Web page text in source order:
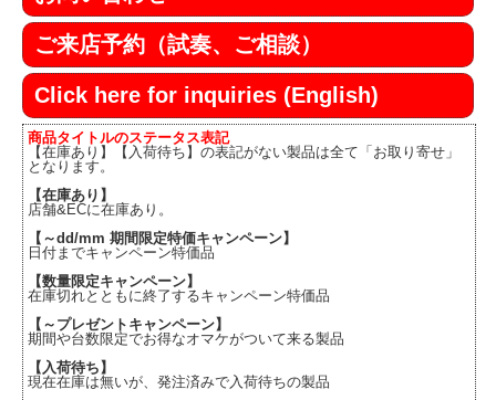
ご来店予約（試奏、ご相談）
Click here for inquiries (English)
商品タイトルのステータス表記
【在庫あり】【入荷待ち】の表記がない製品は全て「お取り寄せ」
となります。
【在庫あり】
店舗&ECに在庫あり。
【～dd/mm 期間限定特価キャンペーン】
日付までキャンペーン特価品
【数量限定キャンペーン】
在庫切れとともに終了するキャンペーン特価品
【～プレゼントキャンペーン】
期間や台数限定でお得なオマケがついて来る製品
【入荷待ち】
現在在庫は無いが、発注済みで入荷待ちの製品